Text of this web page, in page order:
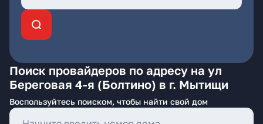
Поиск провайдеров по адресу на ул
Береговая 4-я (Болтино) в г. Мытищи
Воспользуйтесь поиском, чтобы найти свой дом